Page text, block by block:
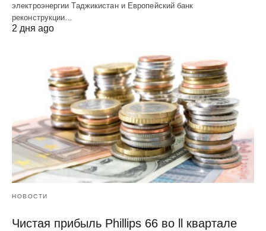
электроэнергии Таджикистан и Европейский банк
реконструкции…
2 дня ago
НОВОСТИ
Чистая прибыль Phillips 66 во ll квартале